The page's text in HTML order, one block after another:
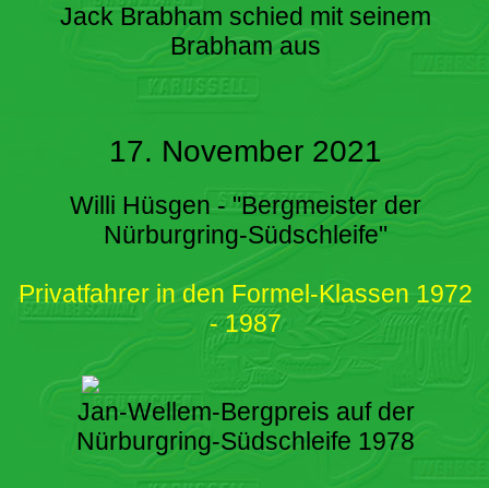
Jack Brabham schied mit seinem
Brabham aus
17. November 2021
Willi Hüsgen - "Bergmeister der
Nürburgring-Südschleife"
Privatfahrer in den Formel-Klassen 1972
- 1987
Jan-Wellem-Bergpreis auf der
Nürburgring-Südschleife 1978